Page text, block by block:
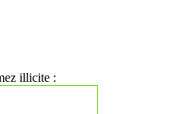
illicite :